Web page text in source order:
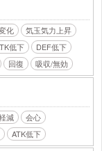
化
気玉気力上昇
低下
DEF低下
回復 吸収/無効
減
会心
ATK低下